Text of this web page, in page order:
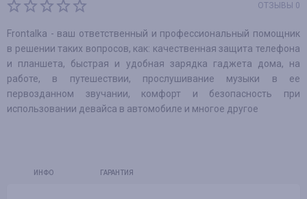
ОТЗЫВЫ 0
Frontalka - ваш ответственный и профессиональный помощник
в решении таких вопросов, как: качественная защита телефона
и планшета, быстрая и удобная зарядка гаджета дома, на
работе, в путешествии, прослушивание музыки в ее
первозданном звучании, комфорт и безопасность при
использовании девайса в автомобиле и многое другое
ИНФО ГАРАНТИЯ